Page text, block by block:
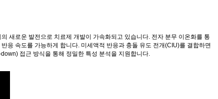
새로운 발전으로 치료제 개발이 가속화되고 있습니다. 전자 분무 이온화를 통
응 속도를 가능하게 합니다. 미세액적 반응과 충돌 유도 전개(CIU)를 결합하면
접근 방식을 통해 정밀한 특성 분석을 지원합니다.